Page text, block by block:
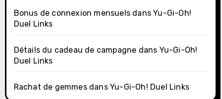
Bonus de connexion mensuels dans Yu-Gi-Oh!
Duel Links
Détails du cadeau de campagne dans Yu-Gi-Oh!
Duel Links
Rachat de gemmes dans Yu-Gi-Oh! Duel Links